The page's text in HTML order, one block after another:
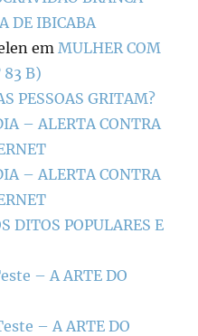
DE IBICABA
em MULHER COM
B)
PESSOAS GRITAM?
– ALERTA CONTRA
– ALERTA CONTRA
DITOS POPULARES E
– A ARTE DO
– A ARTE DO